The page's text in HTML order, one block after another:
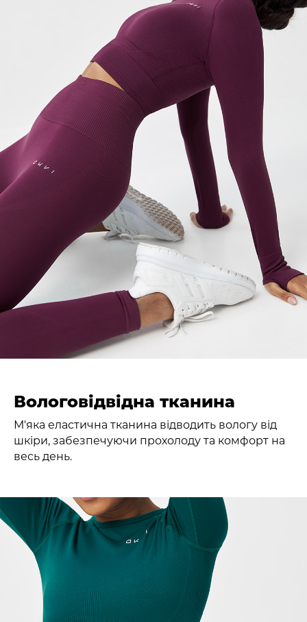
Вологовідвідна тканина
М'яка еластична тканина відводить вологу від
шкіри, забезпечуючи прохолоду та комфорт на
весь день.